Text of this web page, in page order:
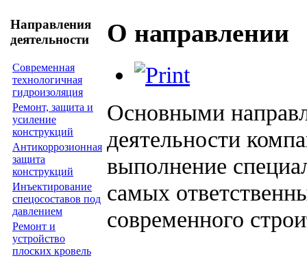
Направления
деятельности
Современная
технологичная
гидроизоляция
Ремонт, защита и
усиление
конструкций
Антикоррозионная
защита
конструкций
Инъектирование
спецосоставов под
давлением
Ремонт и
устройство
плоских кровель
О направлении
Основными
деятельности
выполнение
самых
современного